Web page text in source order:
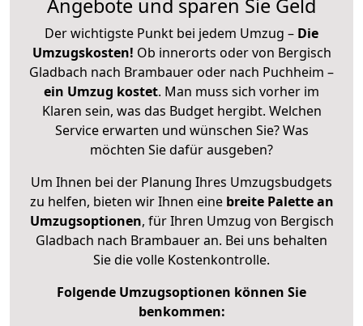
Angebote und sparen Sie Geld
Der wichtigste Punkt bei jedem Umzug – Die
Umzugskosten! Ob innerorts oder von Bergisch
Gladbach nach Brambauer oder nach Puchheim –
ein Umzug kostet. Man muss sich vorher im
Klaren sein, was das Budget hergibt. Welchen
Service erwarten und wünschen Sie? Was
möchten Sie dafür ausgeben?
Um Ihnen bei der Planung Ihres Umzugsbudgets
zu helfen, bieten wir Ihnen eine breite Palette an
Umzugsoptionen, für Ihren Umzug von Bergisch
Gladbach nach Brambauer an. Bei uns behalten
Sie die volle Kostenkontrolle.
Folgende Umzugsoptionen können Sie
benkommen: